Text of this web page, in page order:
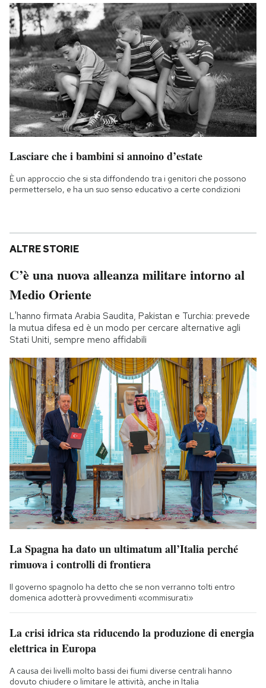
Lasciare che i bambini si annoino d’estate
È un approccio che si sta diffondendo tra i genitori che possono
permetterselo, e ha un suo senso educativo a certe condizioni
ALTRE STORIE
C’è una nuova alleanza militare intorno al
Medio Oriente
L'hanno firmata Arabia Saudita, Pakistan e Turchia: prevede
la mutua difesa ed è un modo per cercare alternative agli
Stati Uniti, sempre meno affidabili
La Spagna ha dato un ultimatum all’Italia perché
rimuova i controlli di frontiera
Il governo spagnolo ha detto che se non verranno tolti entro
domenica adotterà provvedimenti «commisurati»
La crisi idrica sta riducendo la produzione di energia
elettrica in Europa
A causa dei livelli molto bassi dei fiumi diverse centrali hanno
dovuto chiudere o limitare le attività, anche in Italia